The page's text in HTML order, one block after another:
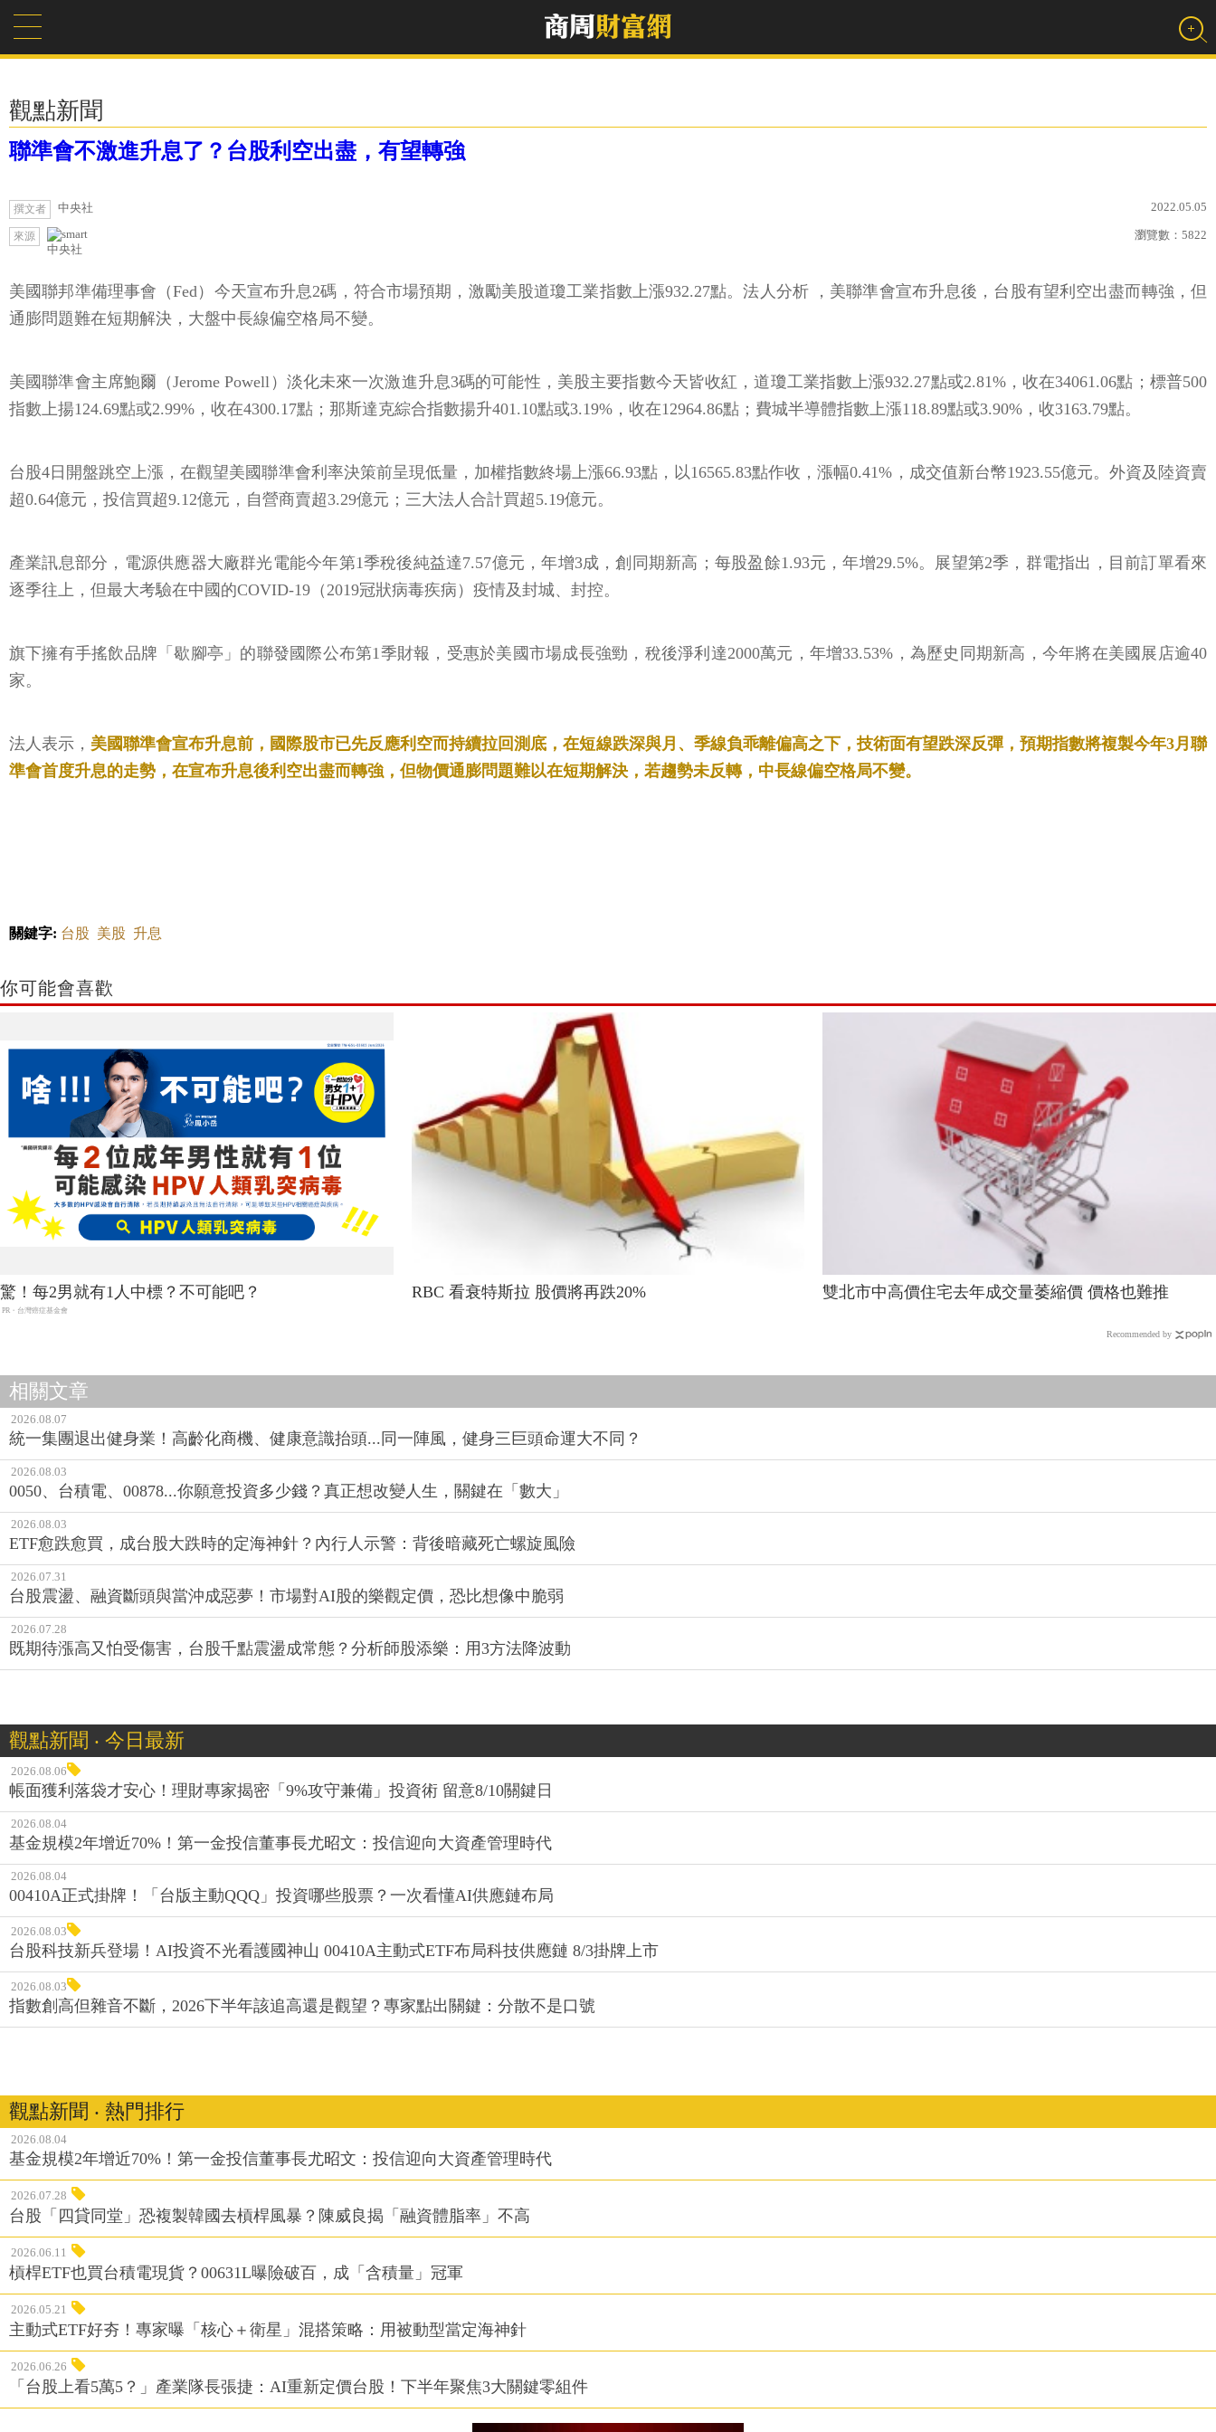
觀點新聞
聯準會不激進升息了？台股利空出盡，有望轉強
撰文者 中央社 2022.05.05
來源
中央社
瀏覽數： 5822
美國聯邦準備理事會（Fed）今天宣布升息2碼，符合市場預期，激勵美股道瓊工業指數上漲932.27點。法人分析 ，美聯準會宣布升息後，台股有望利空出盡而轉強，但
通膨問題難在短期解決，大盤中長線偏空格局不變。
美國聯準會主席鮑爾（Jerome Powell）淡化未來一次激進升息3碼的可能性，美股主要指數今天皆收紅，道瓊工業指數上漲932.27點或2.81%，收在34061.06點；標普500
指數上揚124.69點或2.99%，收在4300.17點；那斯達克綜合指數揚升401.10點或3.19%，收在12964.86點；費城半導體指數上漲118.89點或3.90%，收3163.79點。
台股4日開盤跳空上漲，在觀望美國聯準會利率決策前呈現低量，加權指數終場上漲66.93點，以16565.83點作收，漲幅0.41%，成交值新台幣1923.55億元。外資及陸資賣
超0.64億元，投信買超9.12億元，自營商賣超3.29億元；三大法人合計買超5.19億元。
產業訊息部分，電源供應器大廠群光電能今年第1季稅後純益達7.57億元，年增3成，創同期新高；每股盈餘1.93元，年增29.5%。展望第2季，群電指出，目前訂單看來
逐季往上，但最大考驗在中國的COVID-19（2019冠狀病毒疾病）疫情及封城、封控。
旗下擁有手搖飲品牌「歇腳亭」的聯發國際公布第1季財報，受惠於美國市場成長強勁，稅後淨利達2000萬元，年增33.53%，為歷史同期新高，今年將在美國展店逾40
家。
法人表示， 美國聯準會宣布升息前，國際股市已先反應利空而持續拉回測底，在短線跌深與月、季線負乖離偏高之下，技術面有望跌深反彈，預期指數將複製今年3月聯
準會首度升息的走勢，在宣布升息後利空出盡而轉強，但物價通膨問題難以在短期解決，若趨勢未反轉，中長線偏空格局不變。
關鍵字: 台股 美股 升息
你可能會喜歡
驚！每2男就有1人中標？不可能吧？
PR・台灣癌症基金會
RBC 看衰特斯拉 股價將再跌20% 雙北市中高價住宅去年成交量萎縮價 價格也難推
Recommended by
相關文章
2026.08.07
統一集團退出健身業！高齡化商機、健康意識抬頭...同一陣風，健身三巨頭命運大不同？
2026.08.03
0050、台積電、00878...你願意投資多少錢？真正想改變人生，關鍵在「數大」
2026.08.03
ETF愈跌愈買，成台股大跌時的定海神針？內行人示警：背後暗藏死亡螺旋風險
2026.07.31
台股震盪、融資斷頭與當沖成惡夢！市場對AI股的樂觀定價，恐比想像中脆弱
2026.07.28
既期待漲高又怕受傷害，台股千點震盪成常態？分析師股添樂：用3方法降波動
觀點新聞 ‧ 今日最新
2026.08.06
帳面獲利落袋才安心！理財專家揭密「9%攻守兼備」投資術 留意8/10關鍵日
2026.08.04
基金規模2年增近70%！第一金投信董事長尤昭文：投信迎向大資產管理時代
2026.08.04
00410A正式掛牌！「台版主動QQQ」投資哪些股票？一次看懂AI供應鏈布局
2026.08.03
台股科技新兵登場！AI投資不光看護國神山 00410A主動式ETF布局科技供應鏈 8/3掛牌上市
2026.08.03
指數創高但雜音不斷，2026下半年該追高還是觀望？專家點出關鍵：分散不是口號
觀點新聞 ‧ 熱門排行
2026.08.04
基金規模2年增近70%！第一金投信董事長尤昭文：投信迎向大資產管理時代
2026.07.28
台股「四貸同堂」恐複製韓國去槓桿風暴？陳威良揭「融資體脂率」不高
2026.06.11
槓桿ETF也買台積電現貨？00631L曝險破百，成「含積量」冠軍
2026.05.21
主動式ETF好夯！專家曝「核心＋衛星」混搭策略：用被動型當定海神針
2026.06.26
「台股上看5萬5？」產業隊長張捷：AI重新定價台股！下半年聚焦3大關鍵零組件